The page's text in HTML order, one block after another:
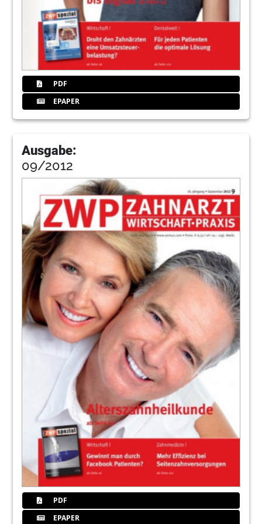
PDF
EPAPER
Ausgabe:
09/2012
PDF
EPAPER